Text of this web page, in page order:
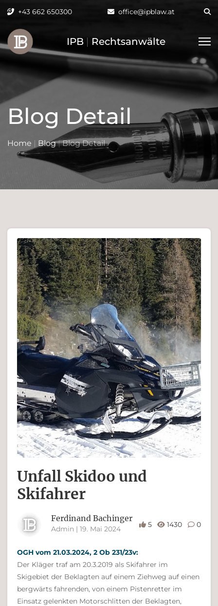
+43 662 650300 office@ipblaw.at
IPB | Rechtsanwälte
Blog Detail
Home | Blog|Blog Detail
Unfall Skidoo und
Skifahrer
Ferdinand Bachinger
Admin | 19. Mai 2024
5 1430 0
OGH vom 21.03.2024, 2 Ob 231/23v:
Der Kläger traf am 20.3.2019 als Skifahrer im
Skigebiet der Beklagten auf einem Ziehweg auf einen
bergwärts fahrenden, von einem Pistenretter im
Einsatz gelenkten Motorschlitten der Beklagten,